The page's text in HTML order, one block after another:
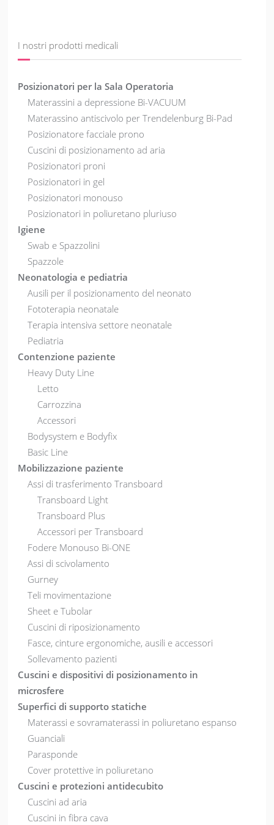
I nostri prodotti medicali
Posizionatori per la Sala Operatoria
Materassini a depressione Bi-VACUUM
Materassino antiscivolo per Trendelenburg Bi-Pad
Posizionatore facciale prono
Cuscini di posizionamento ad aria
Posizionatori proni
Posizionatori in gel
Posizionatori monouso
Posizionatori in poliuretano pluriuso
Igiene
Swab e Spazzolini
Spazzole
Neonatologia e pediatria
Ausili per il posizionamento del neonato
Fototerapia neonatale
Terapia intensiva settore neonatale
Pediatria
Contenzione paziente
Heavy Duty Line
Letto
Carrozzina
Accessori
Bodysystem e Bodyfix
Basic Line
Mobilizzazione paziente
Assi di trasferimento Transboard
Transboard Light
Transboard Plus
Accessori per Transboard
Fodere Monouso Bi-ONE
Assi di scivolamento
Gurney
Teli movimentazione
Sheet e Tubolar
Cuscini di riposizionamento
Fasce, cinture ergonomiche, ausili e accessori
Sollevamento pazienti
Cuscini e dispositivi di posizionamento in
microsfere
Superfici di supporto statiche
Materassi e sovramaterassi in poliuretano espanso
Guanciali
Parasponde
Cover protettive in poliuretano
Cuscini e protezioni antidecubito
Cuscini ad aria
Cuscini in fibra cava